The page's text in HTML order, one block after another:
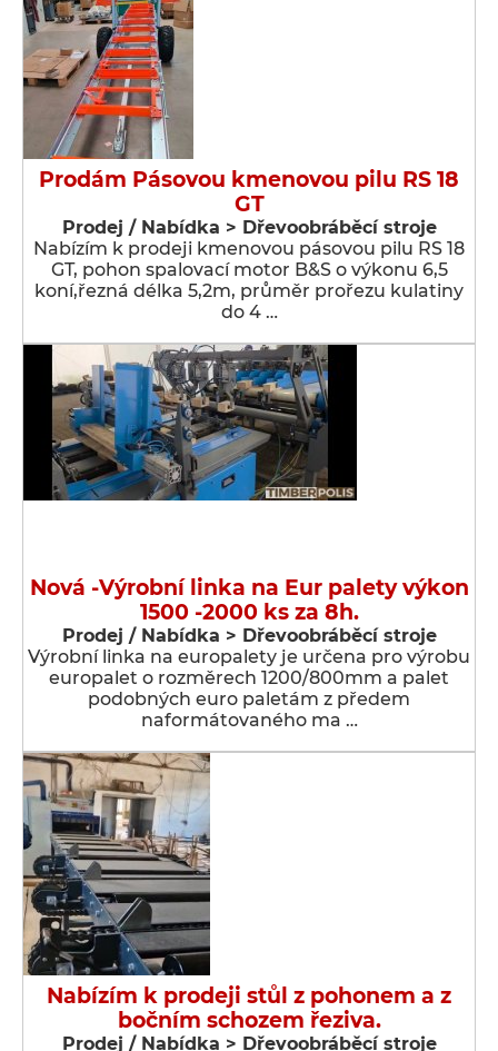
Prodám Pásovou kmenovou pilu RS 18
GT
Prodej / Nabídka > Dřevoobráběcí stroje
Nabízím k prodeji kmenovou pásovou pilu RS 18
GT, pohon spalovací motor B&S o výkonu 6,5
koní,řezná délka 5,2m, průměr prořezu kulatiny
do 4 …
Nová -Výrobní linka na Eur palety výkon
1500 -2000 ks za 8h.
Prodej / Nabídka > Dřevoobráběcí stroje
Výrobní linka na europalety je určena pro výrobu
europalet o rozměrech 1200/800mm a palet
podobných euro paletám z předem
naformátovaného ma …
Nabízím k prodeji stůl z pohonem a z
bočním schozem řeziva.
Prodej / Nabídka > Dřevoobráběcí stroje